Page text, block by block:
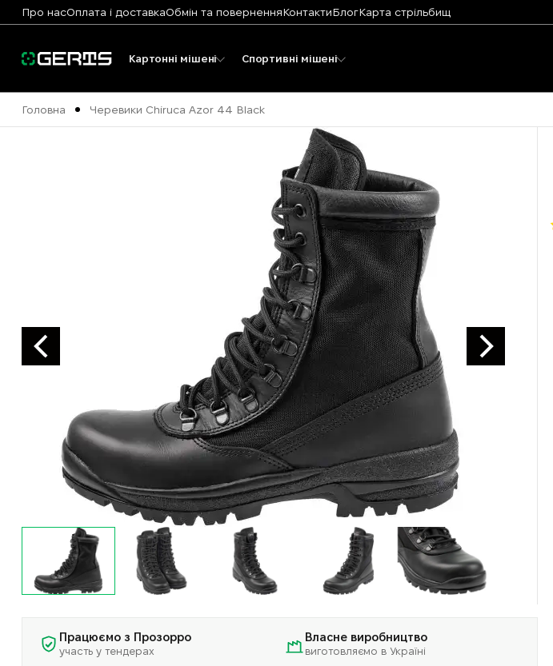
Про насОплата і доставкаОбмін та поверненняКонтактиБлогКарта стрільбищ
Картонні мішені Спортивні мішені
Головна Черевики Chiruca Azor 44 Black
Працюємо з Прозорро
участь у тендерах
Власне виробництво
виготовляємо в Україні